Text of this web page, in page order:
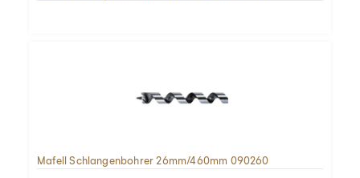
Mafell Schlangenbohrer 26mm/460mm 090260